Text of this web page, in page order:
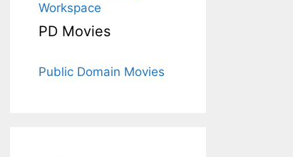
Workspace
PD Movies
Public Domain Movies